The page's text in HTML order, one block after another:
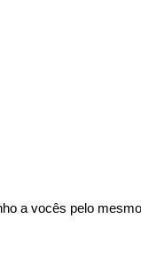
a vocês pelo